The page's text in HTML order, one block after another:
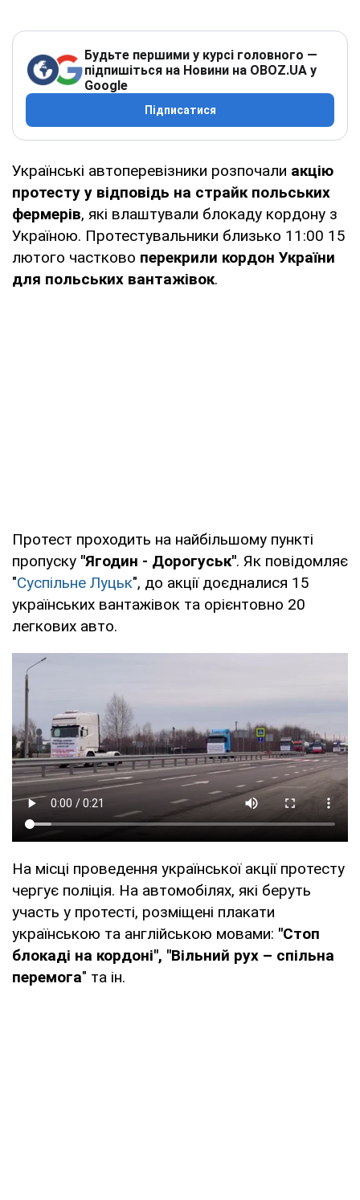
Будьте першими у курсі головного —
підпишіться на Новини на OBOZ.UA у
Google
Підписатися
Українські автоперевізники розпочали акцію
протесту у відповідь на страйк польських
фермерів, які влаштували блокаду кордону з
Україною. Протестувальники близько 11:00 15
лютого частково перекрили кордон України
для польських вантажівок.
Протест проходить на найбільшому пункті
пропуску "Ягодин - Дорогуськ". Як повідомляє
"Суспільне Луцьк", до акції доєдналися 15
українських вантажівок та орієнтовно 20
легкових авто.
На місці проведення української акції протесту
чергує поліція. На автомобілях, які беруть
участь у протесті, розміщені плакати
українською та англійською мовами: "Стоп
блокаді на кордоні", "Вільний рух – спільна
перемога" та ін.